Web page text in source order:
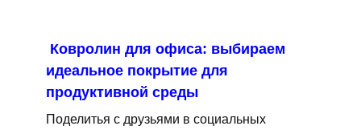
Ковролин для офиса: выбираем
идеальное покрытие для
продуктивной среды
Поделитья с друзьями в социальных